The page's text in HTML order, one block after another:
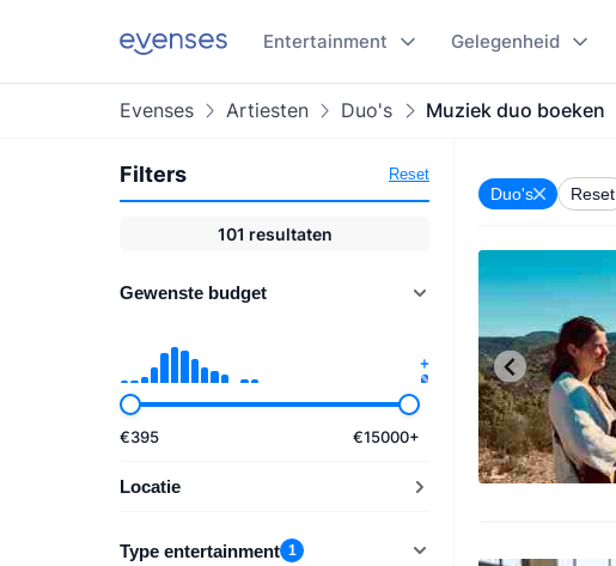
Entertainment Gelegenheid
Evenses Artiesten Duo's Muziek duo boeken
Filters Reset
101 resultaten
Gewenste budget
€395 €15000+
Locatie
Type entertainment 1
Duo's Reset